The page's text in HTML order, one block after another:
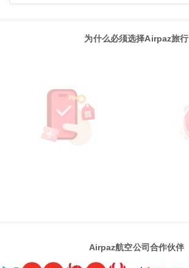
为什么必须选择Airpaz旅行
Airpaz航空公司合作伙伴